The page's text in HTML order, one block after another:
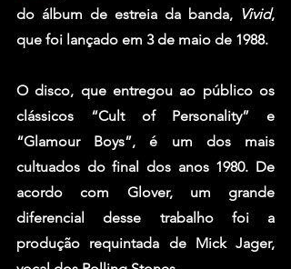
do álbum de estreia da banda, Vivid,
que foi lançado em 3 de maio de 1988.
O disco, que entregou ao público os
clássicos “Cult of Personality” e
“Glamour Boys”, é um dos mais
cultuados do final dos anos 1980. De
acordo com Glover, um grande
diferencial desse trabalho foi a
produção requintada de Mick Jager,